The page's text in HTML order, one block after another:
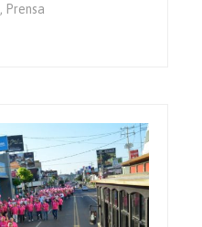
, Prensa